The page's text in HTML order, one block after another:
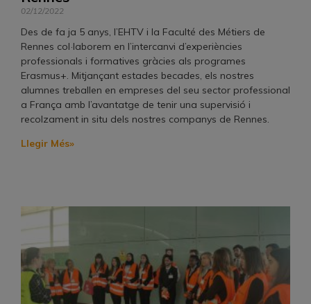
02/12/2022
Des de fa ja 5 anys, l’EHTV i la Faculté des Métiers de
Rennes col·laborem en l’intercanvi d’experiències
professionals i formatives gràcies als programes
Erasmus+. Mitjançant estades becades, els nostres
alumnes treballen en empreses del seu sector professional
a França amb l’avantatge de tenir una supervisió i
recolzament in situ dels nostres companys de Rennes.
Llegir Més»